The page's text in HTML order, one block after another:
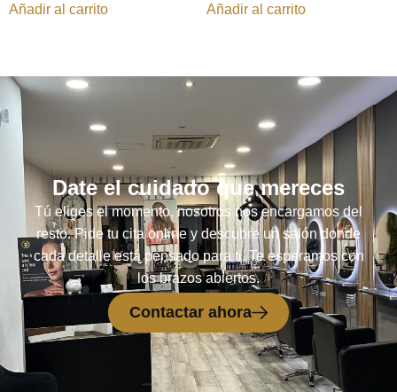
Añadir al carrito Añadir al carrito
Date el cuidado que mereces
Tú eliges el momento, nosotros nos encargamos del
resto. Pide tu cita online y descubre un salón donde
cada detalle está pensado para ti. Te esperamos con
los brazos abiertos.
Contactar ahora